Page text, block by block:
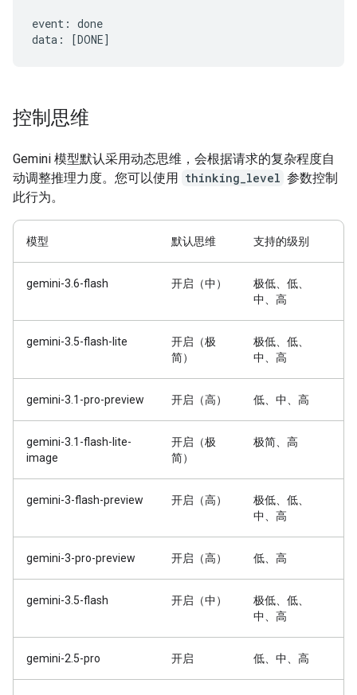
event: done
控制思维
Gemini 模型默认采用动态思维，会根据请求的复杂程度自
动调整推理力度。您可以使用 thinking_level 参数控制
此行为。
模型 默认思维 支持的级别
gemini-3.6-flash 开启（中）
极低、低、
中、高
gemini-3.5-flash-lite
开启（极
简）
极低、低、
中、高
gemini-3.1-pro-preview 开启（高） 低、中、高
gemini-3.1-flash-lite-
image
开启（极
简）
极简、高
gemini-3-flash-preview 开启（高）
极低、低、
中、高
gemini-3-pro-preview 开启（高） 低、高
gemini-3.5-flash 开启（中）
极低、低、
中、高
gemini-2.5-pro 开启 低、中、高